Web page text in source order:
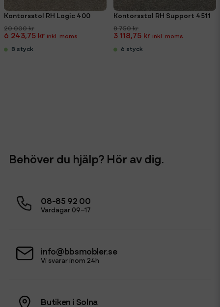
Kontorsstol RH Logic 400
20 000 kr
6 243,75 kr
8 styck
Kontorsstol RH Support 4511
8 750 kr
3 118,75 kr
6 styck
Behöver du hjälp? Hör av dig.
08-85 92 00
Vardagar 09–17
info@bbsmobler.se
Vi svarar inom 24h
Butiken i Solna